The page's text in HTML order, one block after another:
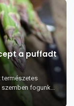
a puffadt
természetes
fogunk